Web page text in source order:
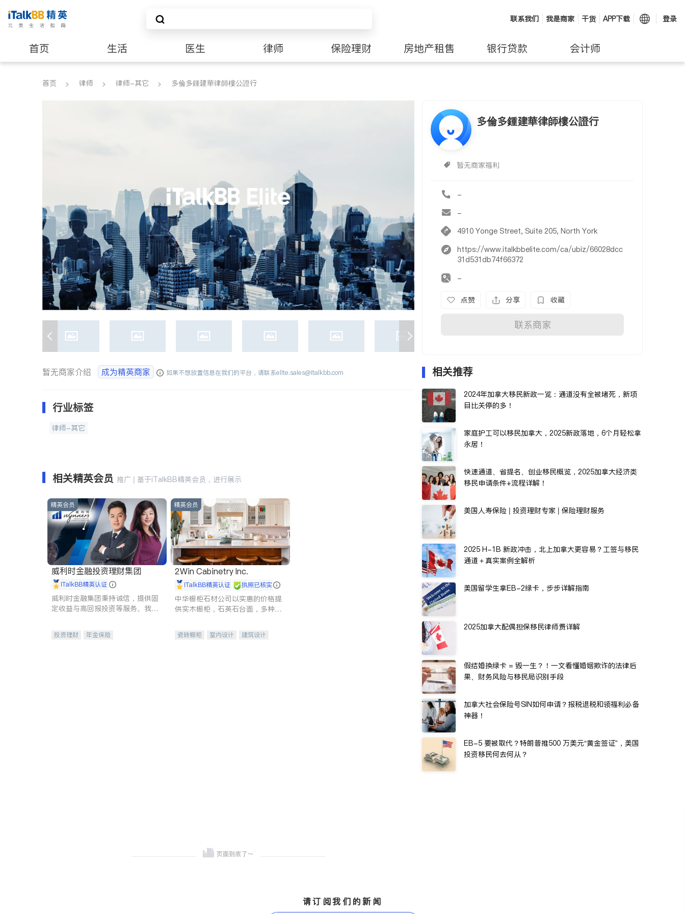
联系我们 我是商家 干货 APP下载 登录
首页 生活 医生 律师 保险理财 房地产租售 银行贷款 会计师
建筑装修
首页 律师 律师-其它 多倫多鍾建華律師樓公證行
多倫多鍾建華律師樓公證行
暂无商家福利
-
-
4910 Yonge Street, Suite 205, North York
https://www.italkbbelite.com/ca/ubiz/66028dcc
31d531db74f66372
-
点赞 分享 收藏
联系商家
暂无商家介绍 成为精英商家 如果不想放置信息在我们的平台，请联系elite.sales@italkbb.com
行业标签
律师-其它
相关精英会员 推广 | 基于iTalkBB精英会员，进行展示
精英会员
威利时金融投资理财集团
iTalkBB精英认证
威利时金融集团秉持诚信，提供固
定收益与高回报投资等服务。我们
元化组合，助力客户实现目标
投资理财
年金保险
精英会员
2Win Cabinetry Inc.
iTalkBB精英认证 执照已核实
中华橱柜石材公司以实惠的价格提
供实木橱柜，石英石台面，多种优
机。品质厨房，家的选择。
瓷砖橱柜 室内设计
建筑设计
相关推荐
2024年加拿大移民新政一览：通道没有全被堵死，新项
目比关停的多！
家庭护工可以移民加拿大，2025新政落地，6个月轻松拿
永居！
快速通道、省提名、创业移民概览，2025加拿大经济类
移民申请条件+流程详解！
美国人寿保险 | 投资理财专家 | 保险理财服务
2025 H-1B 新政冲击，北上加拿大更容易？工签与移民
通道＋真实案例全解析
美国留学生拿EB-2绿卡，步步详解指南
2025加拿大配偶担保移民律师费详解
假结婚换绿卡 = 毁一生？！一文看懂婚姻欺诈的法律后
果、财务风险与移民局识别手段
加拿大社会保险号SIN如何申请？报税退税和领福利必备
神器！
EB-5 要被取代？特朗普推500 万美元“黄金签证”，美国
投资移民何去何从？
请订阅我们的新闻